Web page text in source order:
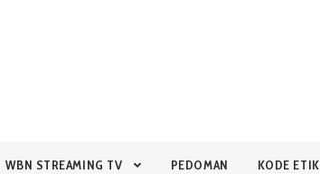
WBN STREAMING TV
PEDOMAN
KODE ETIK